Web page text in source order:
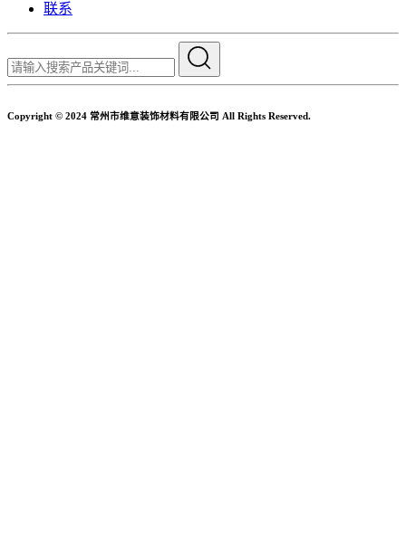
联系
Copyright © 2024 常州市维意装饰材料有限公司 All Rights Reserved.